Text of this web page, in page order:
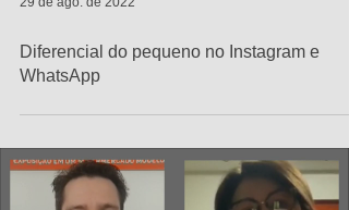
Diferencial do pequeno no Instagram e
WhatsApp